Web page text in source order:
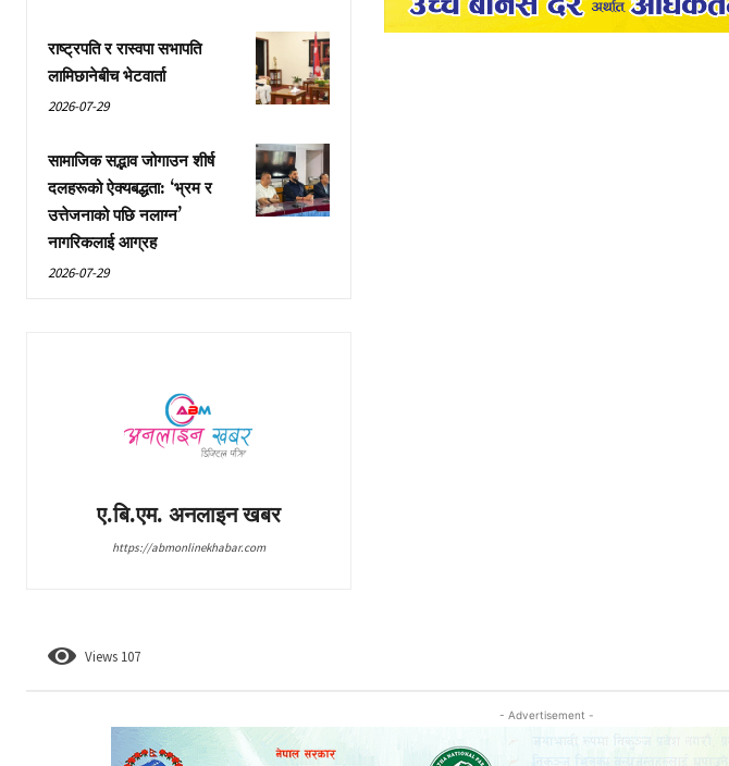
राष्ट्रपति र रास्वपा सभापति
लामिछानेबीच भेटवार्ता
2026-07-29
सामाजिक सद्भाव जोगाउन शीर्ष
दलहरूको ऐक्यबद्धता: ‘भ्रम र
उत्तेजनाको पछि नलाग्न’
नागरिकलाई आग्रह
2026-07-29
ए.बि.एम. अनलाइन खबर
https://abmonlinekhabar.com
Views 107
- Advertisement -